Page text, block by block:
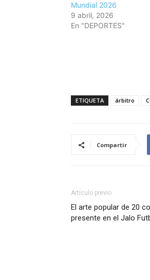
Mundial 2026
9 abril, 2026
En "DEPORTES"
ETIQUETA árbitro
Compartir
Artículo previo
El arte popular de 20
presente en el Jalo